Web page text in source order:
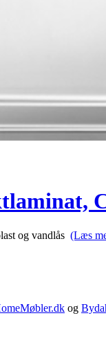
og vandlås (Læs
og